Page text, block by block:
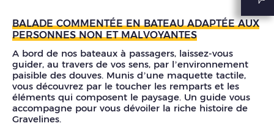
BALADE COMMENTÉE EN BATEAU ADAPTÉE AUX
PERSONNES NON ET MALVOYANTES
A bord de nos bateaux à passagers, laissez-vous
guider, au travers de vos sens, par l’environnement
paisible des douves. Munis d’une maquette tactile,
vous découvrez par le toucher les remparts et les
éléments qui composent le paysage. Un guide vous
accompagne pour vous dévoiler la riche histoire de
Gravelines.